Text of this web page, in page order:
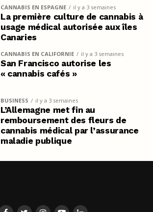
CANNABIS EN ESPAGNE il y a 3 semaines
La première culture de cannabis à
usage médical autorisée aux îles
Canaries
CANNABIS EN CALIFORNIE il y a 3 semaines
San Francisco autorise les
« cannabis cafés »
BUSINESS il y a 3 semaines
L’Allemagne met fin au
remboursement des fleurs de
cannabis médical par l’assurance
maladie publique